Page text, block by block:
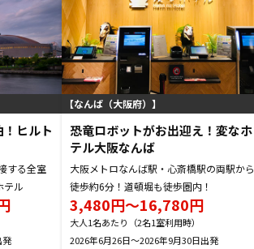
ヒルト
する全室
テル
なんば（大阪府）
恐竜ロボットがお出迎え！変なホ
テル大阪なんば
大阪メトロなんば駅・心斎橋駅の両駅から
徒歩約6分！道頓堀も徒歩圏内！
3,480円～16,780円
大人1名あたり（2名1室利用時）
2026年6月26日～2026年9月30日